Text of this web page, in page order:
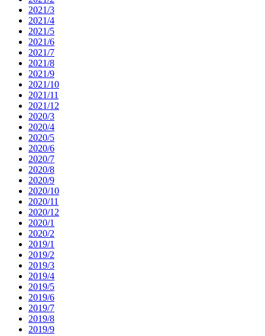
2021/3
2021/4
2021/5
2021/6
2021/7
2021/8
2021/9
2021/10
2021/11
2021/12
2020/3
2020/4
2020/5
2020/6
2020/7
2020/8
2020/9
2020/10
2020/11
2020/12
2020/1
2020/2
2019/1
2019/2
2019/3
2019/4
2019/5
2019/6
2019/7
2019/8
2019/9